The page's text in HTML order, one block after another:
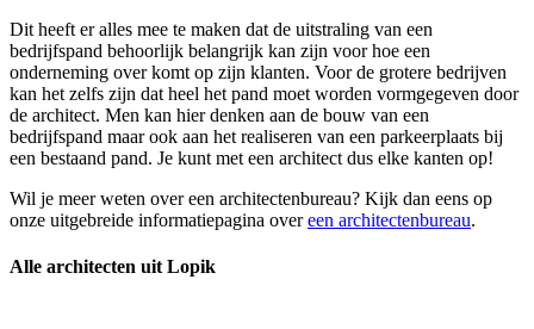
Dit heeft er alles mee te maken dat de uitstraling van een
bedrijfspand behoorlijk belangrijk kan zijn voor hoe een
onderneming over komt op zijn klanten. Voor de grotere bedrijven
kan het zelfs zijn dat heel het pand moet worden vormgegeven door
de architect. Men kan hier denken aan de bouw van een
bedrijfspand maar ook aan het realiseren van een parkeerplaats bij
een bestaand pand. Je kunt met een architect dus elke kanten op!
Wil je meer weten over een architectenbureau? Kijk dan eens op
onze uitgebreide informatiepagina overeen architectenbureau.
Alle architecten uit Lopik